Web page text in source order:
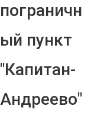
пограничн
ый пункт
"Капитан-
Андреево"